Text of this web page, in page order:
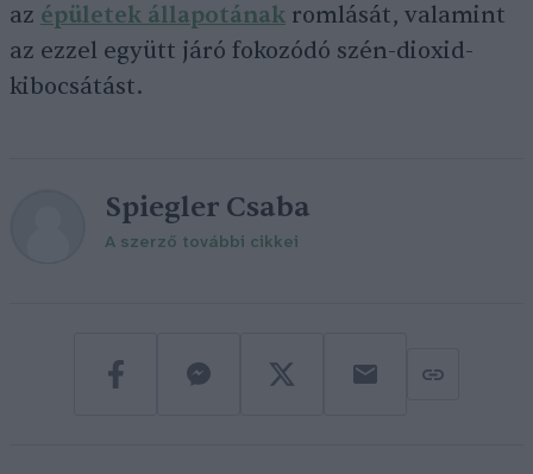
az épületek állapotának romlását, valamint
az ezzel együtt járó fokozódó szén-dioxid-
kibocsátást.
Spiegler Csaba
A szerző további cikkei